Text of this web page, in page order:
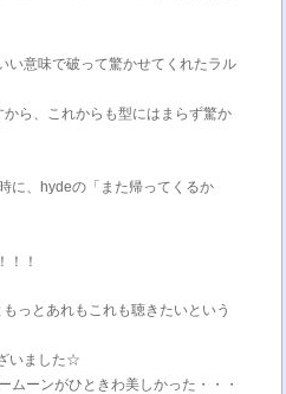
い意味で破って驚かせてくれたラル
ら、これからも型にはまらず驚か
に、hydeの「また帰ってくるか
！！
っとあれもこれも聴きたいという
いました☆
ムーンがひときわ美しかった・・・